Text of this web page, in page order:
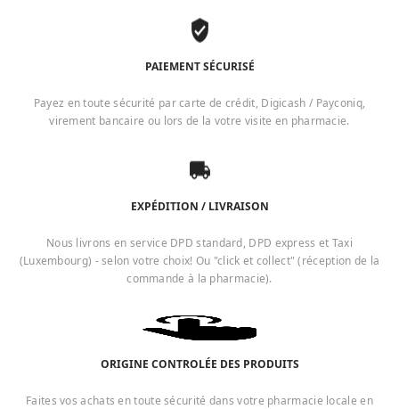
PAIEMENT SÉCURISÉ
Payez en toute sécurité par carte de crédit, Digicash / Payconiq,
virement bancaire ou lors de la votre visite en pharmacie.
EXPÉDITION / LIVRAISON
Nous livrons en service DPD standard, DPD express et Taxi
(Luxembourg) - selon votre choix! Ou "click et collect" (réception de la
commande à la pharmacie).
ORIGINE CONTROLÉE DES PRODUITS
Faites vos achats en toute sécurité dans votre pharmacie locale en